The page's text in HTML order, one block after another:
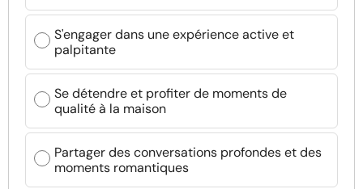
S'engager dans une expérience active et
palpitante
Se détendre et profiter de moments de
qualité à la maison
Partager des conversations profondes et des
moments romantiques